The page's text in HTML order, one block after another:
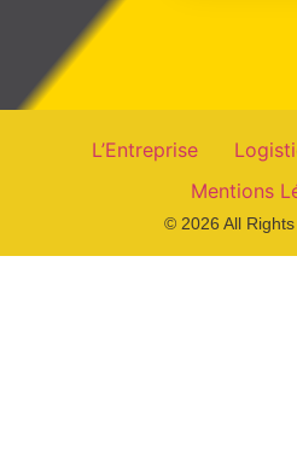
L’Entreprise
Mentions
© 2026 All